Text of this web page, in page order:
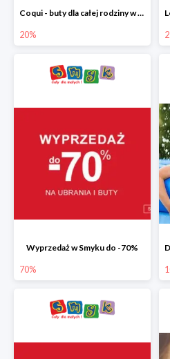
Coqui - buty dla całej rodziny w Smyku do -20%
20%
Wyprzedaż w Smyku do -70%
70%